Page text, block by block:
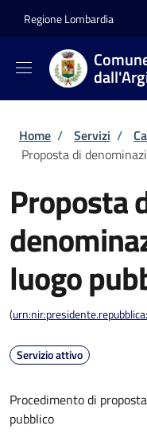
Regione Lombardia
Briciole di
Home / Servizi /
Proposta di
Proposta
luogo
(
Servizio attivo
Procedimento di
pubblico